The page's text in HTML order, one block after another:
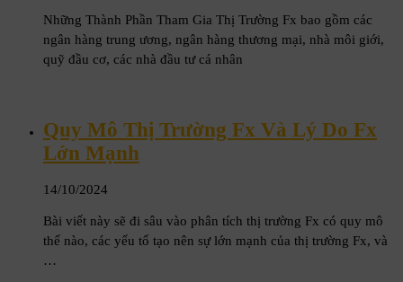
Những Thành Phần Tham Gia Thị Trường Fx bao gồm các
ngân hàng trung ương, ngân hàng thương mại, nhà môi giới,
quỹ đầu cơ, các nhà đầu tư cá nhân
Quy Mô Thị Trường Fx Và Lý Do Fx
Lớn Mạnh
14/10/2024
Bài viết này sẽ đi sâu vào phân tích thị trường Fx có quy mô
thế nào, các yếu tố tạo nên sự lớn mạnh của thị trường Fx, và
…